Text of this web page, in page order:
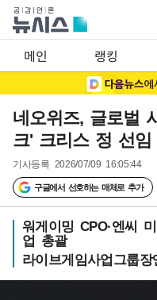
메인 랭킹
네오위즈, 글로벌
크' 크리스 정 선임
기사등록 2026/07/09 16:05:44
구글에서 선호하는 매체로 추가
워게이밍 CPO·엔씨
업 총괄
라이브게임사업그룹